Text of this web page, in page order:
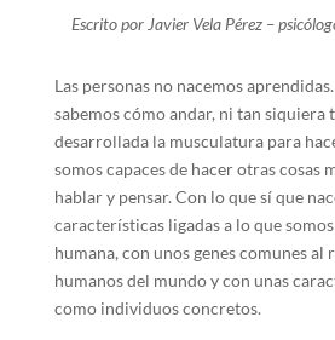
Escrito por Javier Vela Pérez –
Las personas no nacemos
sabemos cómo andar, ni tan siquiera
desarrollada la musculatura para
somos capaces de hacer otras cosas
hablar y pensar. Con lo que sí que
características ligadas a lo que
humana, con unos genes comunes al
humanos del mundo y con unas
como individuos concretos.